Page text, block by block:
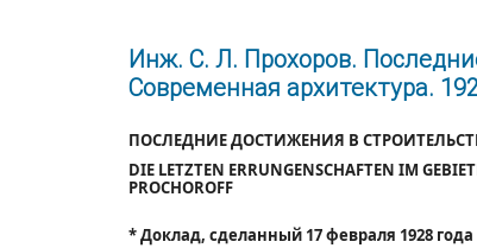
Инж. С. Л. Прохоров.
Современная архитектура.
ПОСЛЕДНИЕ ДОСТИЖЕНИЯ В
DIE LETZTEN ERRUNGENSCHAFTEN IM
PROCHOROFF
* Доклад, сделанный 17 февраля 1928